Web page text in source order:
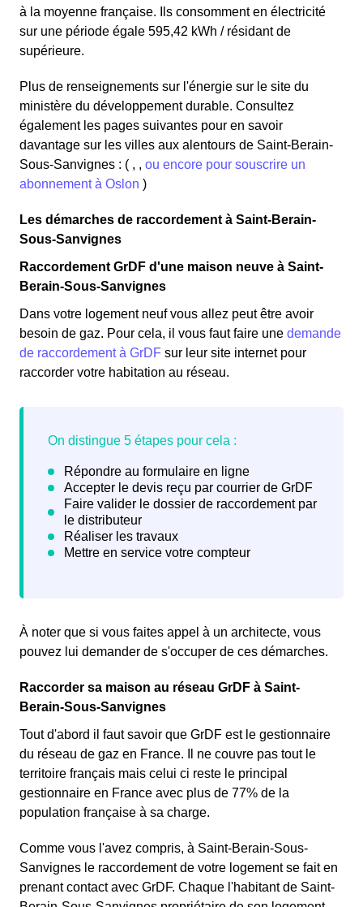
à la moyenne française. Ils consomment en électricité
sur une période égale 595,42 kWh / résidant de
supérieure.
Plus de renseignements sur l'énergie sur le site du
ministère du développement durable. Consultez
également les pages suivantes pour en savoir
davantage sur les villes aux alentours de Saint-Berain-
Sous-Sanvignes : ( , , ou encore pour souscrire un
abonnement à Oslon )
Les démarches de raccordement à Saint-Berain-
Sous-Sanvignes
Raccordement GrDF d'une maison neuve à Saint-
Berain-Sous-Sanvignes
Dans votre logement neuf vous allez peut être avoir
besoin de gaz. Pour cela, il vous faut faire une demande
de raccordement à GrDF sur leur site internet pour
raccorder votre habitation au réseau.
À noter que si vous faites appel à un architecte, vous
pouvez lui demander de s'occuper de ces démarches.
Raccorder sa maison au réseau GrDF à Saint-
Berain-Sous-Sanvignes
Tout d'abord il faut savoir que GrDF est le gestionnaire
du réseau de gaz en France. Il ne couvre pas tout le
territoire français mais celui ci reste le principal
gestionnaire en France avec plus de 77% de la
population française à sa charge.
Comme vous l'avez compris, à Saint-Berain-Sous-
Sanvignes le raccordement de votre logement se fait en
prenant contact avec GrDF. Chaque l'habitant de Saint-